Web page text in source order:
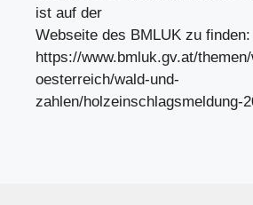
ist auf der
Webseite des BMLUK zu finden:
https://www.bmluk.gv.at/
oesterreich/wald-und-
zahlen/holzeinschlagsmeldung-